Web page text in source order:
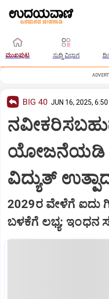
ಮುಖಪುಟ ಸುದ್ದಿ ವಿಭಾಗ
BIG 40 JUN 16, 2025,
ಯೋಜನೆಯಡಿ
ವಿದ್ಯುತ್‌
2029ರ ವೇಳೆಗೆ ಐದು
ಬಳಕೆಗೆ ಲಭ್ಯ: ಇಂಧನ